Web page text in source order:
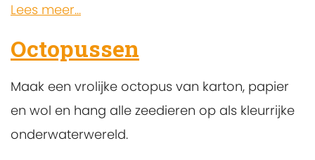
Lees meer...
Octopussen
Maak een vrolijke octopus van karton, papier
en wol en hang alle zeedieren op als kleurrijke
onderwaterwereld.